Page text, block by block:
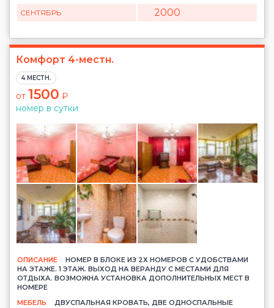
СЕНТЯБРЬ 2000
Комфорт 4-местн.
4 МЕСТН.
от 1500 ₽
номер в сутки
ОПИСАНИЕ
НОМЕР В БЛОКЕ ИЗ 2Х НОМЕРОВ С УДОБСТВАМИ
НА ЭТАЖЕ. 1 ЭТАЖ. ВЫХОД НА ВЕРАНДУ С МЕСТАМИ ДЛЯ
ОТДЫХА. ВОЗМОЖНА УСТАНОВКА ДОПОЛНИТЕЛЬНЫХ МЕСТ В
НОМЕРЕ
МЕБЕЛЬ
ДВУСПАЛЬНАЯ КРОВАТЬ, ДВЕ ОДНОСПАЛЬНЫЕ